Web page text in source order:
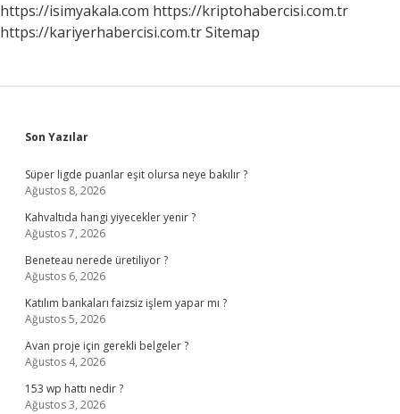
https://isimyakala.com https://kriptohabercisi.com.tr
https://kariyerhabercisi.com.trSitemap
Sidebar
Son Yazılar
Süper ligde puanlar eşit olursa neye bakılır ?
Ağustos 8, 2026
Kahvaltıda hangi yiyecekler yenir ?
Ağustos 7, 2026
Beneteau nerede üretiliyor ?
Ağustos 6, 2026
Katılım bankaları faizsiz işlem yapar mı ?
Ağustos 5, 2026
Avan proje için gerekli belgeler ?
Ağustos 4, 2026
153 wp hattı nedir ?
Ağustos 3, 2026